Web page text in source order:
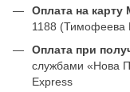
Оплата на карту
1188 (Тимофеева
Оплата при
службами «Нова
Express